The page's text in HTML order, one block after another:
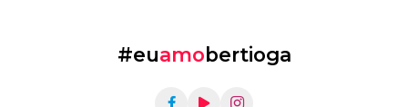
#euamobertioga